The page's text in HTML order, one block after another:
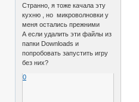
Странно, я тоже качала эту
кухню , но микроволновки у
меня остались прежними
А если удалить эти файлы из
папки Downloads и
попробовать запустить игру
без них?
0